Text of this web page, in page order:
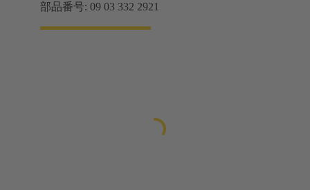
部品番号: 09 03 332 2921